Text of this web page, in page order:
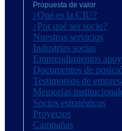
Propuesta de valor
¿Qué es la CIU?
¿Por qué ser socio?
Nuestros servicios
Industrias socias
Emprendimientos
Documentos de
Testimonios de
Memorias
Socios estratégicos
Proyectos
Campañas